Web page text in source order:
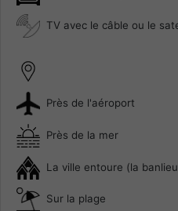
TV avec le câble ou le
Près de l'aéroport
Près de la mer
La ville entoure (la
Sur la plage